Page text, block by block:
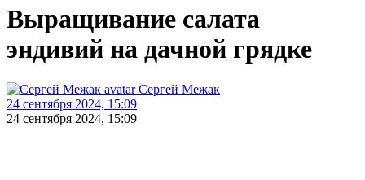
Выращивание салата
эндивий на дачной грядке
Сергей Межак
24 сентября 2024, 15:09
24 сентября 2024, 15:09